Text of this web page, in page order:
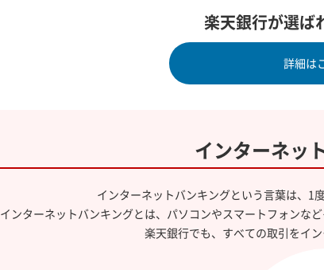
楽天銀行が選ば
詳細は
インターネッ
インターネットバンキングという言葉は、1
インターネットバンキングとは、パソコンやスマートフォンな
楽天銀行でも、すべての取引をイ